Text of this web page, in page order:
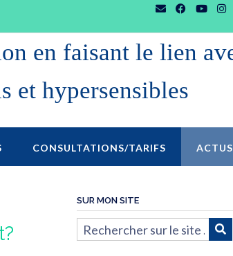
en faisant le lien
et hypersensibles
CONSULTATIONS/TARIFS ACTUS
SUR MON SITE